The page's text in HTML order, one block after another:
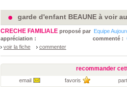
garde d'enfant BEAUNE à voir
CRECHE FAMILIALE proposé par Equipe
appréciation :
commenté :
voir la fiche
commenter
recommander
email favoris